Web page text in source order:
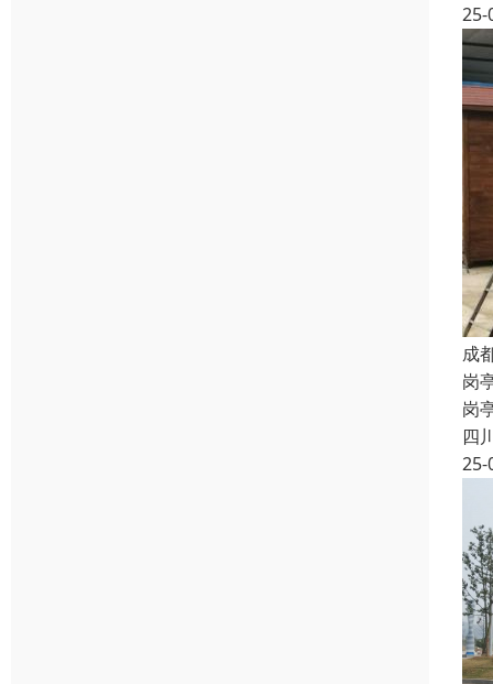
25-
成
岗
岗
四
25-